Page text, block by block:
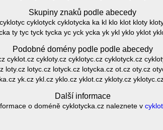
Skupiny znaků podle abecedy
cyklotyck cyklotycka ka kl klo klot kloty
ty tyc tyck tycka yc yck ycka yk ykl yklo yklot
Podobné domény podle podle abecedy
cyklot.cz cykloty.cz cyklotyc.cz cyklotyck.cz
loty.cz lotyc.cz lotyck.cz lotycka.cz ot.cz oty.cz
yk.cz ykl.cz yklo.cz yklot.cz ykloty.cz
Další informace
o doméně cyklotycka.cz naleznete v